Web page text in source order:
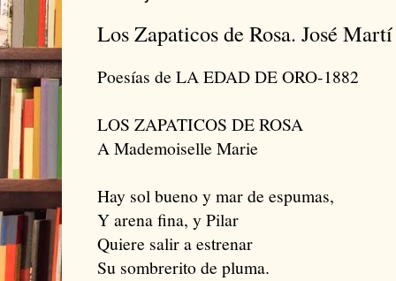
Los Zapaticos de Rosa. José Martí
Poesías de LA EDAD DE ORO-1882
LOS ZAPATICOS DE ROSA
A Mademoiselle Marie
Hay sol bueno y mar de espumas,
Y arena fina, y Pilar
Quiere salir a estrenar
Su sombrerito de pluma.